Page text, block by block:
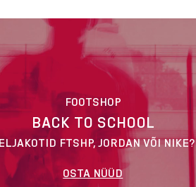
FOOTSHOP
BACK TO SCHOOL
FTSHP, JORDAN VÕI NIKE?
OSTA NÜÜD